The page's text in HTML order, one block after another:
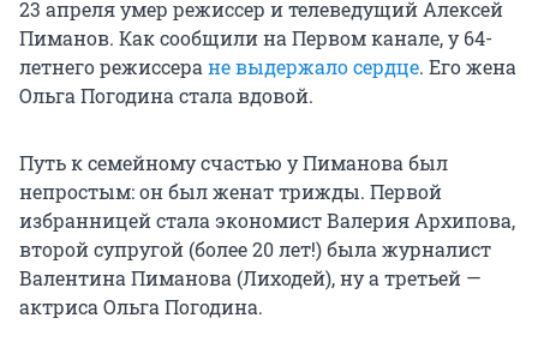
23 апреля умер режиссер и телеведущий Алексей
Пиманов. Как сообщили на Первом канале, у 64-
летнего режиссера не выдержало сердце. Его жена
Ольга Погодина стала вдовой.
Путь к семейному счастью у Пиманова был
непростым: он был женат трижды. Первой
избранницей стала экономист Валерия Архипова,
второй супругой (более 20 лет!) была журналист
Валентина Пиманова (Лиходей), ну а третьей —
актриса Ольга Погодина.